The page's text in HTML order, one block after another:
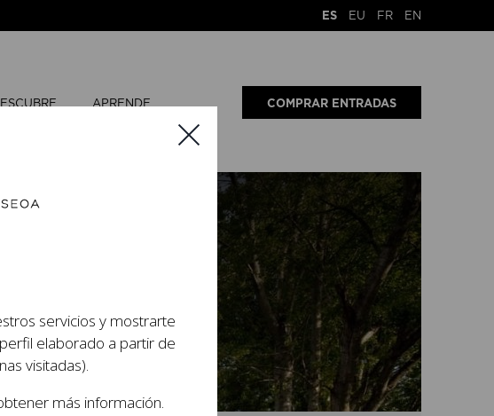
ES EU FR EN
APRENDE COMPRAR ENTRADAS
servicios y mostrarte
elaborado a partir de
visitadas).
más información.